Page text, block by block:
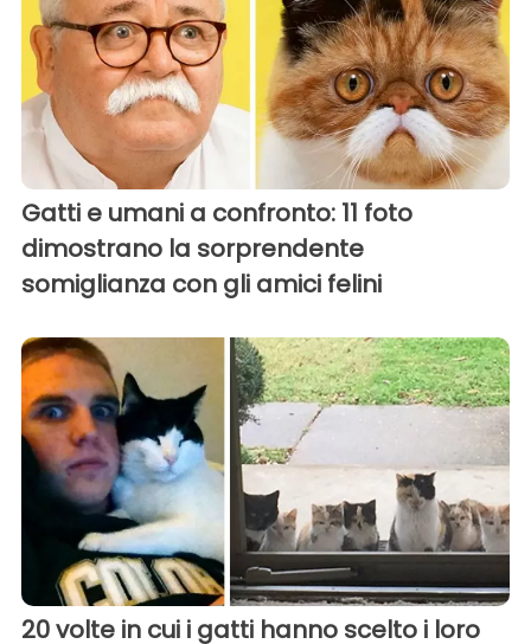
Gatti e umani a confronto: 11 foto
dimostrano la sorprendente
somiglianza con gli amici felini
20 volte in cui i gatti hanno scelto i loro